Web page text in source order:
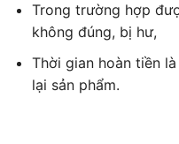
Trong trường hợp
không đúng, bị hư,
Thời gian hoàn tiền
lại sản phẩm.